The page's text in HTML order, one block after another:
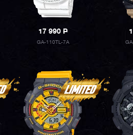
17 990P
GA-110TL-7A